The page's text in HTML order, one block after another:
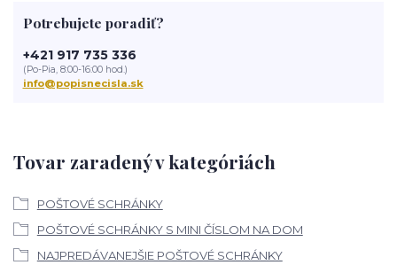
Tovar zaradený v kategóriách
POŠTOVÉ SCHRÁNKY
POŠTOVÉ SCHRÁNKY S MINI ČÍSLOM NA DOM
NAJPREDÁVANEJŠIE POŠTOVÉ SCHRÁNKY
Potrebujete poradiť?
+421 917 735 336
(Po-Pia, 8:00-16:00 hod.)
info@popisnecisla.sk